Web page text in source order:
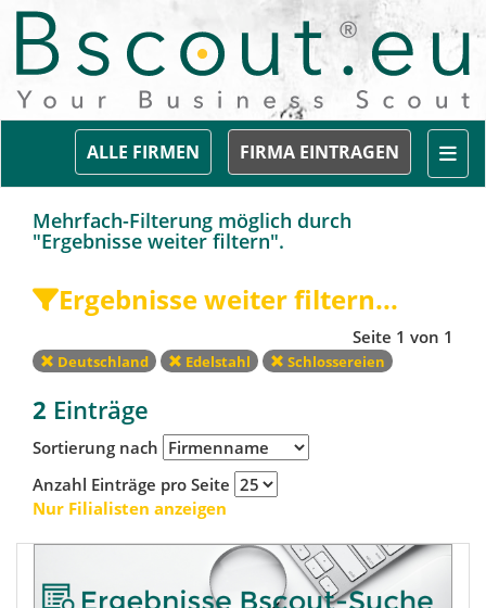
FIRMA EINTRAGEN
ALLE FIRMEN
Mehrfach-Filterung möglich durch
"Ergebnisse weiter filtern".
Ergebnisse weiter filtern...
Seite 1 von 1
Deutschland Edelstahl Schlossereien
2 Einträge
Sortierung nach
Anzahl Einträge pro Seite
Nur Filialisten anzeigen